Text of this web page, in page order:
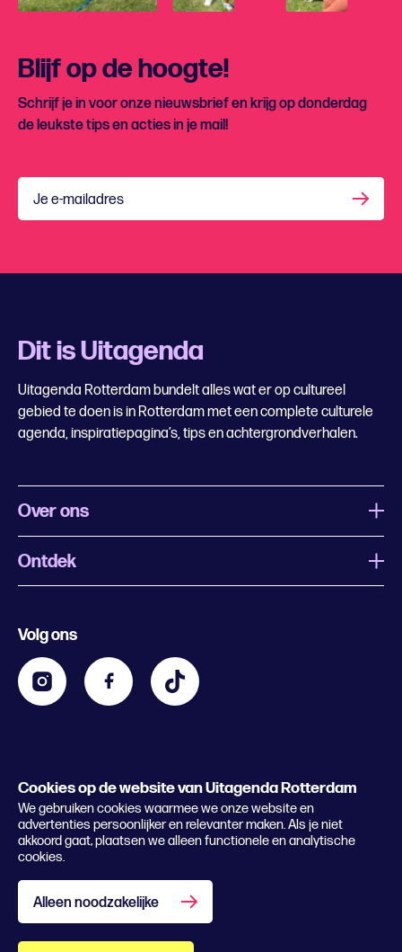
Cookies op de website van Uitagenda Rotterdam
We gebruiken cookies waarmee we onze website en
advertenties persoonlijker en relevanter maken. Als je niet
akkoord gaat, plaatsen we alleen functionele en analytische
cookies.
Alleen noodzakelijke
Blijf op de hoogte!
Schrijf je in voor onze nieuwsbrief en krijg op donderdag
de leukste tips en acties in je mail!
Je e-mailadres
Dit is Uitagenda
Uitagenda Rotterdam bundelt alles wat er op cultureel
gebied te doen is in Rotterdam met een complete culturele
agenda, inspiratiepagina’s, tips en achtergrondverhalen.
Over ons
Wat is Uitagenda Rotterdam
Contact
Zakelijk
Lees het magazine
Ontdek
Kids
Volg ons
© 2026 Rotterdam Festivals